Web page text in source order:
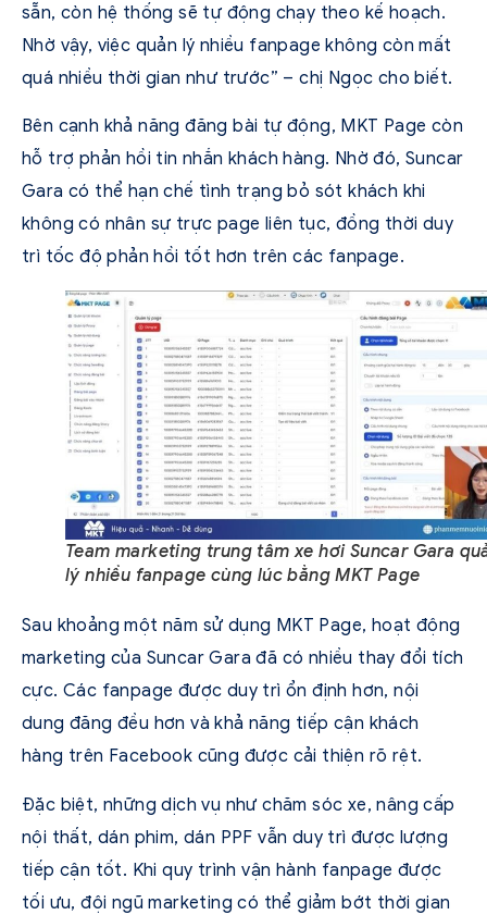
sẵn, còn hệ thống sẽ tự động chạy theo kế hoạch.
Nhờ vậy, việc quản lý nhiều fanpage không còn mất
quá nhiều thời gian như trước” – chị Ngọc cho biết.
Bên cạnh khả năng đăng bài tự động, MKT Page còn
hỗ trợ phản hồi tin nhắn khách hàng. Nhờ đó, Suncar
Gara có thể hạn chế tình trạng bỏ sót khách khi
không có nhân sự trực page liên tục, đồng thời duy
trì tốc độ phản hồi tốt hơn trên các fanpage.
Team marketing trung tâm xe hơi Suncar Gara
lý nhiều fanpage cùng lúc bằng MKT Page
Sau khoảng một năm sử dụng MKT Page, hoạt động
marketing của Suncar Gara đã có nhiều thay đổi tích
cực. Các fanpage được duy trì ổn định hơn, nội
dung đăng đều hơn và khả năng tiếp cận khách
hàng trên Facebook cũng được cải thiện rõ rệt.
Đặc biệt, những dịch vụ như chăm sóc xe, nâng cấp
nội thất, dán phim, dán PPF vẫn duy trì được lượng
tiếp cận tốt. Khi quy trình vận hành fanpage được
tối ưu, đội ngũ marketing có thể giảm bớt thời gian